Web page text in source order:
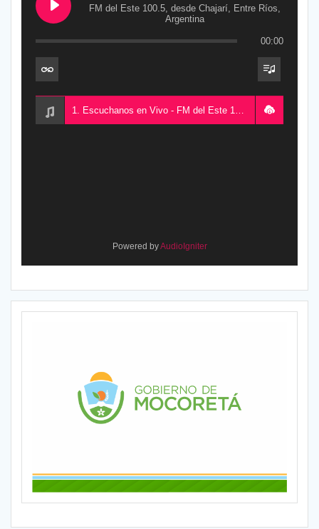
FM del Este 100.5, desde Chajarí, Entre Ríos,
Argentina
00:00
Powered byAudioIgniter